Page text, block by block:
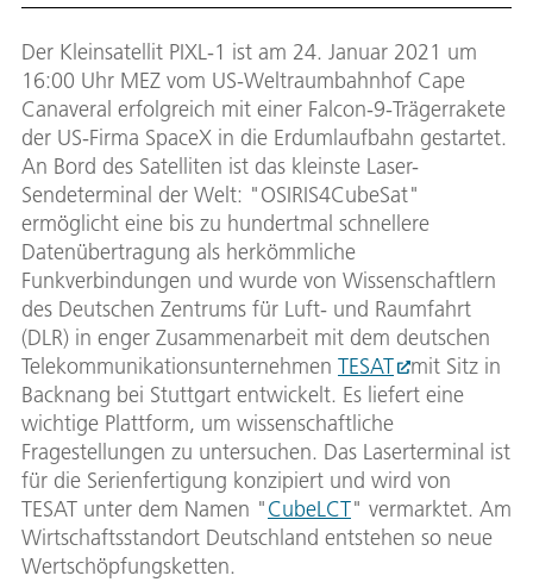
Der Kleinsatellit PIXL-1 ist am 24. Januar 2021 um
16:00 Uhr MEZ vom US-Weltraumbahnhof Cape
Canaveral erfolgreich mit einer Falcon-9-Trägerrakete
der US-Firma SpaceX in die Erdumlaufbahn gestartet.
An Bord des Satelliten ist das kleinste Laser-
Sendeterminal der Welt: "OSIRIS4CubeSat"
ermöglicht eine bis zu hundertmal schnellere
Datenübertragung als herkömmliche
Funkverbindungen und wurde von Wissenschaftlern
des Deutschen Zentrums für Luft- und Raumfahrt
(DLR) in enger Zusammenarbeit mit dem deutschen
Telekommunikationsunternehmen TESAT
mit Sitz in
Backnang bei Stuttgart entwickelt. Es liefert eine
wichtige Plattform, um wissenschaftliche
Fragestellungen zu untersuchen. Das Laserterminal ist
für die Serienfertigung konzipiert und wird von
TESAT unter dem Namen "CubeLCT" vermarktet. Am
Wirtschaftsstandort Deutschland entstehen so neue
Wertschöpfungsketten.